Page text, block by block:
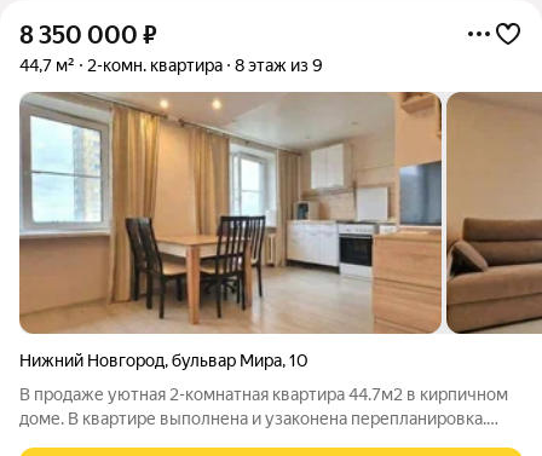
8 350 000 ₽
44,7 м² 2-комн. квартира 8 этаж из 9
Нижний Новгород,бульвар Мира,10
В продаже уютная 2-комнатная квартира 44.7м2 в кирпичном
доме. В квартире выполнена и узаконена перепланировка.